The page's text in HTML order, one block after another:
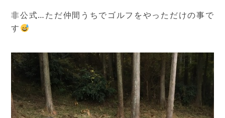
非公式…ただ仲間うちでゴルフをやっただけの事で
す